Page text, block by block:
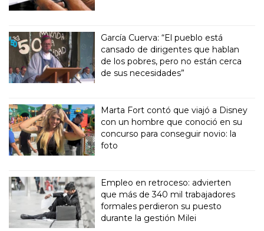
García Cuerva: “El pueblo está
cansado de dirigentes que hablan
de los pobres, pero no están cerca
de sus necesidades”
Marta Fort contó que viajó a Disney
con un hombre que conoció en su
concurso para conseguir novio: la
foto
Empleo en retroceso: advierten
que más de 340 mil trabajadores
formales perdieron su puesto
durante la gestión Milei